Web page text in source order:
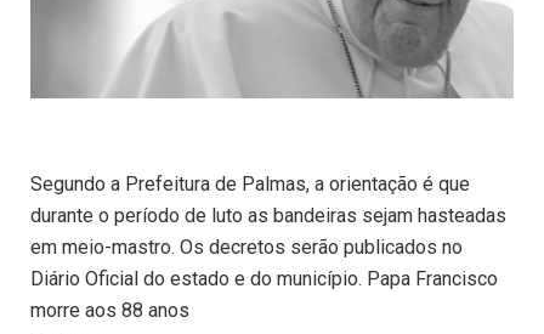
Segundo a Prefeitura de Palmas, a orientação é que
durante o período de luto as bandeiras sejam hasteadas
em meio-mastro. Os decretos serão publicados no
Diário Oficial do estado e do município. Papa Francisco
morre aos 88 anos